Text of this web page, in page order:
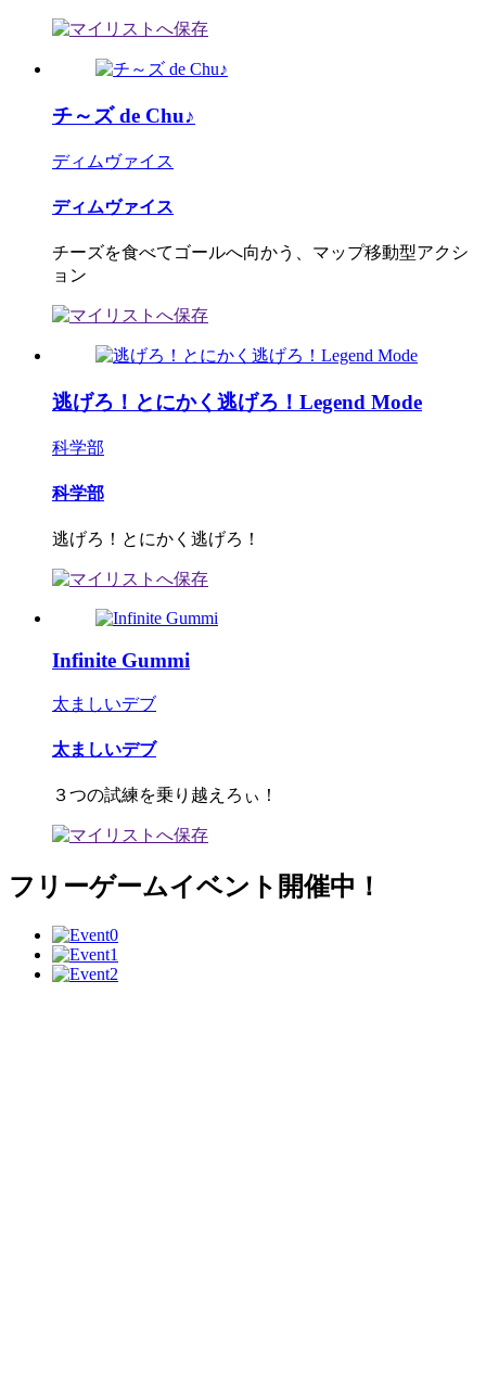
チ～ズ de Chu♪
ディムヴァイス
ディムヴァイス
チーズを食べてゴールへ向かう、マップ移動型アクシ
ョン
逃げろ！とにかく逃げろ！Legend Mode
科学部
科学部
逃げろ！とにかく逃げろ！
Infinite Gummi
太ましいデブ
太ましいデブ
３つの試練を乗り越えろぃ！
フリーゲームイベント開催中！